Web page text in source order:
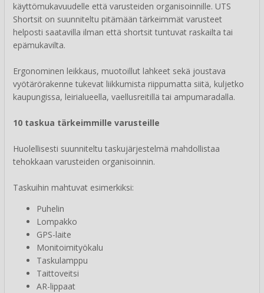
käyttömukavuudelle että varusteiden organisoinnille. UTS
Shortsit on suunniteltu pitämään tärkeimmät varusteet
helposti saatavilla ilman että shortsit tuntuvat raskailta tai
epämukavilta.
Ergonominen leikkaus, muotoillut lahkeet sekä joustava
vyötärörakenne tukevat liikkumista riippumatta siitä, kuljetko
kaupungissa, leirialueella, vaellusreitillä tai ampumaradalla.
10 taskua tärkeimmille varusteille
Huolellisesti suunniteltu taskujärjestelmä mahdollistaa
tehokkaan varusteiden organisoinnin.
Taskuihin mahtuvat esimerkiksi:
Puhelin
Lompakko
GPS-laite
Monitoimityökalu
Taskulamppu
Taittoveitsi
AR-lippaat